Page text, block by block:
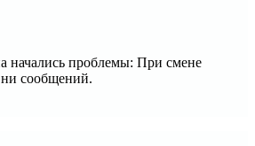
начались проблемы: При смене
ни сообщений.